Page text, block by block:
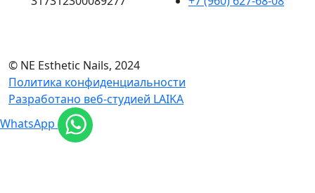
© NE Esthetic Nails, 2024
Политика конфиденциальности
Разработано веб-студией LAIKA
WhatsApp